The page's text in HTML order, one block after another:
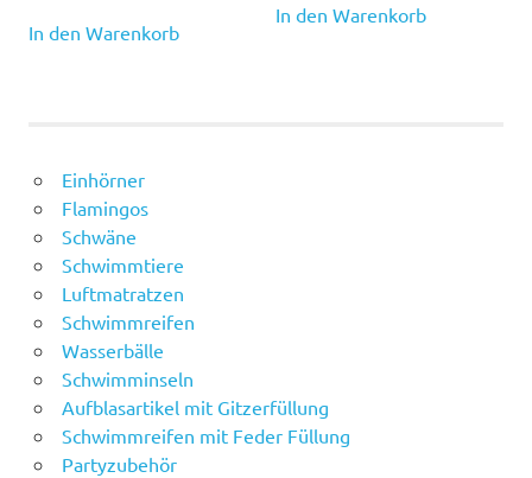
In den Warenkorb
In den Warenkorb
Einhörner
Flamingos
Schwäne
Schwimmtiere
Luftmatratzen
Schwimmreifen
Wasserbälle
Schwimminseln
Aufblasartikel mit Gitzerfüllung
Schwimmreifen mit Feder Füllung
Partyzubehör